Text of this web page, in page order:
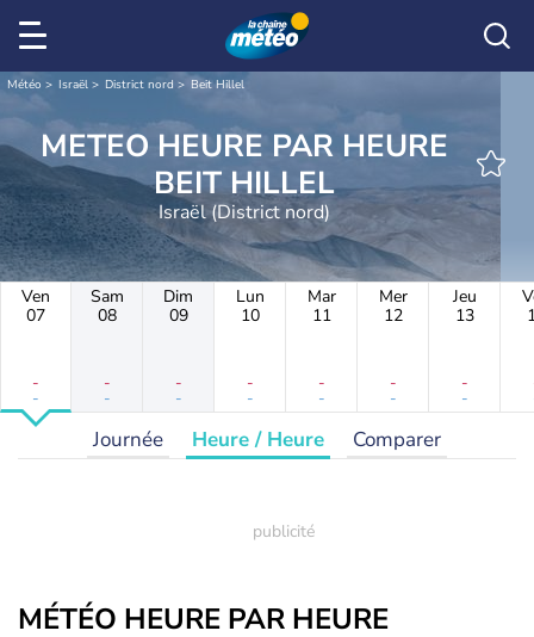
Météo Israël District nord Beit Hillel
METEO HEURE PAR HEURE
BEIT HILLEL
Israël (District nord)
Ven
07
-
-
Sam
08
-
-
Dim
09
-
-
Lun
10
-
-
Mar
11
-
-
Mer
12
-
-
Jeu
13
-
-
Journée Heure / Heure Comparer
MÉTÉO HEURE PAR HEURE